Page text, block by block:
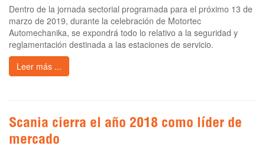
Dentro de la jornada sectorial programada para el próximo 13 de
marzo de 2019, durante la celebración de Motortec
Automechanika, se expondrá todo lo relativo a la seguridad y
reglamentación destinada a las estaciones de servicio.
Leer más ...
Scania cierra el año 2018 como líder de
mercado